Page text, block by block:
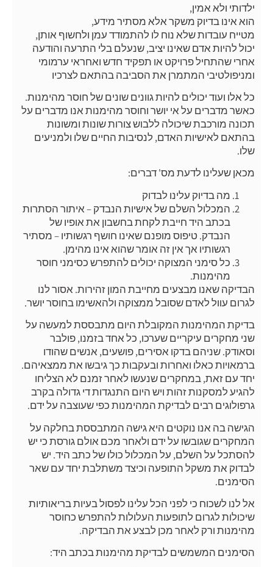
ילדותי ולא אמין,
הוא אינו בדיוק משקר אלא מסתיר מידע,
מטייח עובדות שלא נוח לו להתמודד עמן ולחשוף אותן,
יכול להיות אדם שאינו יציב, שנעלם בלי התרעה והודעה
אחרי שהתחיל פרויקט או תפקיד חדש ואחראי ערמומי
ומניפולטיבי המתמרן את הסביבה בהתאם לצרכיו
כל אלו ועוד יכולים להיות גוונים שונים של חוסר מהימנות.
כאשר מדברים על אי יושר וחוסר מהימנות אנו מדברים על
תכונה מורכבת שיכולה ללבוש צורות שונות ומשונות
בהתאם לאישיות האדם, לנסיבות החיים שלו ולמניעים
שלו.
מכאן שעלינו לדעת מס' דברים:
מה בדיוק עלינו לבדוק
המכלול השלם של אישיות הנבדק – איתור הסתרות
בכתב היד חייבת לקחת בחשבון את אופיו של
הנבדק. טיפוס מופנם שאינו חושף רגשותיו – מסתיר
רגשותיו אך אין זה אומר שהוא אינו מהימן.
כל סימני המצוקה יכולים להתפרש כסימני חוסר
מהימנות.
הבדיקה שאנו מבצעים מחייבת המון זהירות. אסור לנו
לגרום עוול לאדם שסובל ממצוקה ולהאשימו בחוסר יושר.
בדיקת המהימנות המקובלת היום מתבססת למעשה על
שני מחקרים עיקריים שערכו, כל אחד בזמנו, פולבר
וסאודק. שניהם בדקו אסירים, פושעים, אנשים שהודו
ברמאויות כאלו ואחרות ובעקבות כך גיבשו את ממצאיהם.
יחד עם זאת, במחקרים שנעשו לאחר זמנם לא הצליחו
להגיע למסקנות זהות ויש היום התנגדות די גדולה בקרב
גרפולוגים רבים לבדיקת המהימנות כפי שעוצבה על ידם.
הגישה בה אנו נוקטים היא גישה המתבססת בחלקה על
המחקרים שגובשו על ידם ולאחר מכם אולם גורסת כי יש
להסתכל על השלם, על המכלול כולו של כתב היד. יש
לבדוק את משקל התופעה וכיצד משתלבת יחד עם שאר
הסימנים.
אל לנו לשכוח כי לפני הכל עלינו לפסול בעיות בריאותיות
שיכולות לגרום לתופעות העלולות להתפרש כחוסר
מהימנות ורק לאחר מכן לבצע את הבדיקה.
הסימנים המשמשים לבדיקת מהימנות בכתב היד: